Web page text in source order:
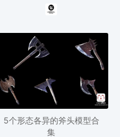
5个形态各异的斧头模型合
集